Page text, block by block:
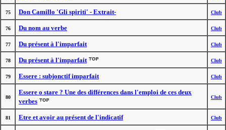
75 Don Camillo 'Gli spiriti' - Extrait- Club
76 Du nom au verbe Club
77 Du présent à l'imparfait Club
78 Du présent à l'imparfait Club
79 Essere : subjonctif imparfait Club
80
Essere o stare ? Une des différences dans l'emploi de ces deux
verbes
Club
81 Etre et avoir au présent de l'indicatif Club